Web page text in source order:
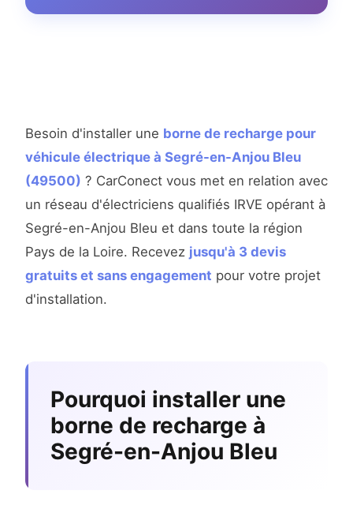
Besoin d'installer une borne de recharge pour
véhicule électrique à Segré-en-Anjou Bleu
(49500) ? CarConect vous met en relation avec
un réseau d'électriciens qualifiés IRVE opérant à
Segré-en-Anjou Bleu et dans toute la région
Pays de la Loire. Recevez jusqu'à 3 devis
gratuits et sans engagement pour votre projet
d'installation.
Pourquoi installer une
borne de recharge à
Segré-en-Anjou Bleu